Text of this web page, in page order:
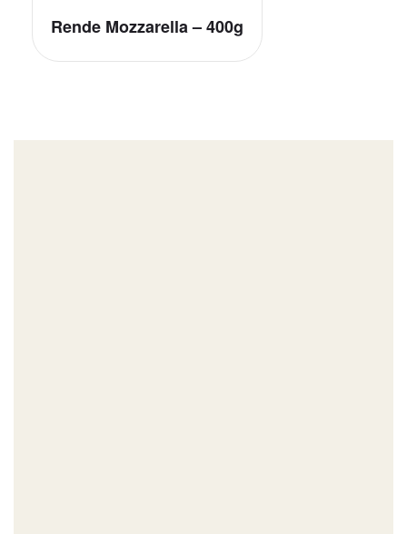
Rende Mozzarella – 400g